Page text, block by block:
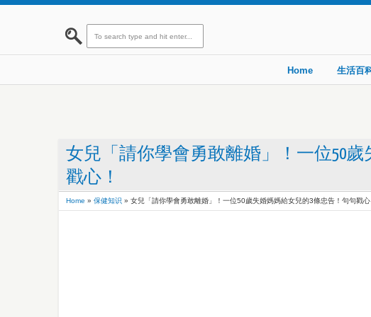
Home 生活百
女兒「請你學會勇敢離婚」！一位50
戳心！
Home » 保健知识 » 女兒「請你學會勇敢離婚」！一位50歲失婚媽媽給女兒的3條忠告！句句戳心